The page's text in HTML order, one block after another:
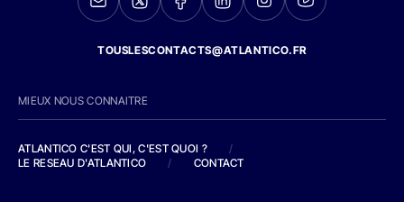
TOUSLESCONTACTS@ATLANTICO.FR
MIEUX NOUS CONNAITRE
ATLANTICO C'EST QUI, C'EST QUOI ?
/
LE RESEAU D'ATLANTICO
/ CONTACT